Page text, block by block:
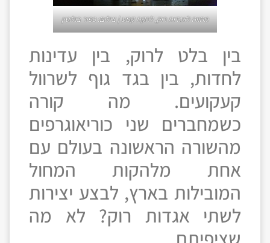
מחווה לאגדות רוק, להקת קמע | צילום: כפיר בולוטין
בין בלט לרוק, בין עדינות
לחדות, בין בגד גוף לשרוול
קעקועים. מה קורה
כשמחברים שני כוריאוגרפים
מהשורה הראשונה בעולם עם
אחת מלהקות המחול
המובילות בארץ, לבצע יצירות
לשתי אגדות רוק? לא מה